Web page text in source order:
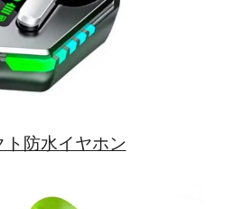
ト防水イヤホン